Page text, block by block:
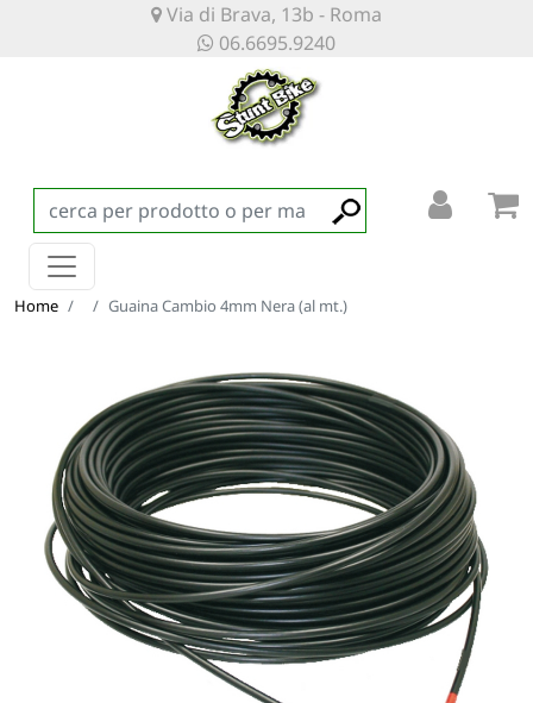
Via di Brava, 13b - Roma
06.6695.9240
Home Guaina Cambio 4mm Nera (al mt.)